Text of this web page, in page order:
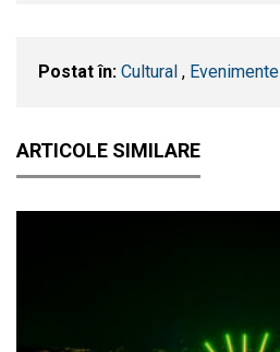
Postat în: Cultural , Evenimente
ARTICOLE SIMILARE